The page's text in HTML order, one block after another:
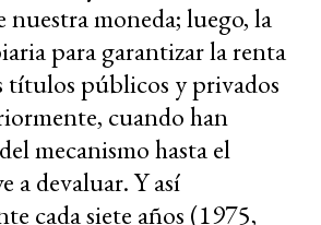
nuestra moneda; luego, la
para garantizar la renta
títulos públicos y privados
cuando han
mecanismo hasta el
a devaluar. Y así
cada siete años (1975,